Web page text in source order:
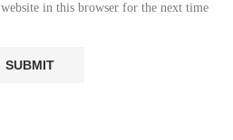
in this browser for the next time